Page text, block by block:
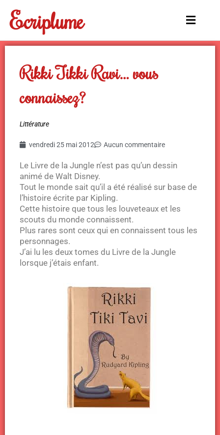
contenu
Ecriplume
Main
Rikki Tikki Ravi… vous
connaissez?
Littérature
vendredi 25 mai 2012 Aucun commentaire
Le Livre de la Jungle n’est pas qu’un dessin
animé de Walt Disney.
Tout le monde sait qu’il a été réalisé sur base de
l’histoire écrite par Kipling.
Cette histoire que tous les louveteaux et les
scouts du monde connaissent.
Plus rares sont ceux qui en connaissent tous les
personnages.
J’ai lu les deux tomes du Livre de la Jungle
lorsque j’étais enfant.